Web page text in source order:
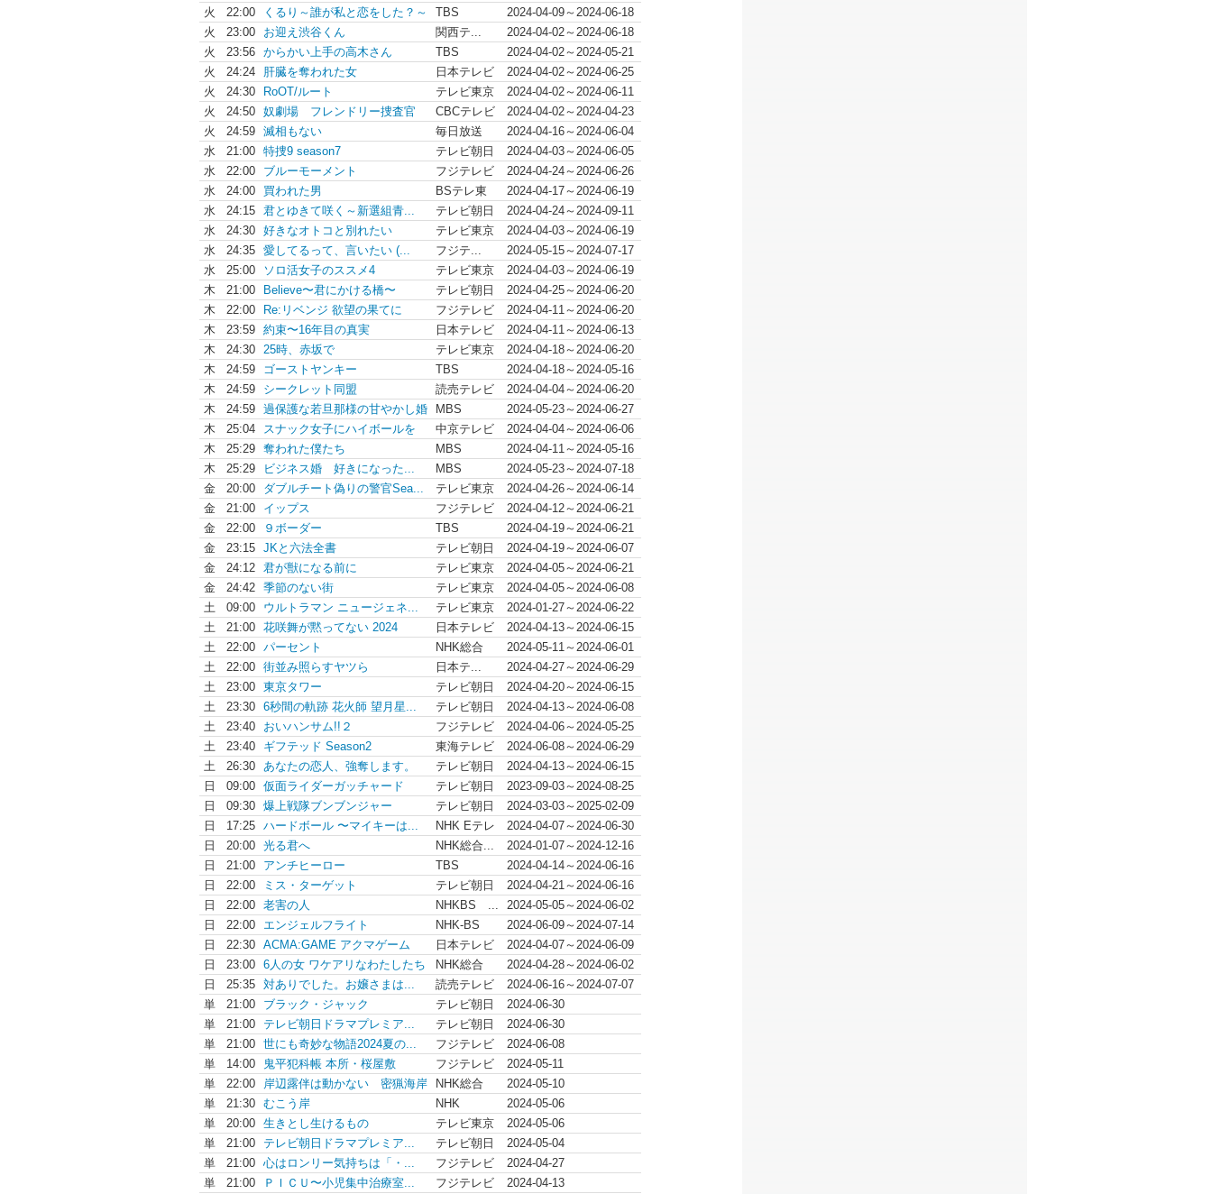
火
22:00 くるり～誰が私と恋をした？～ TBS
2024-04-09～2024-06-18
火
23:00 お迎え渋谷くん 関西テ...
2024-04-02～2024-06-18
火
23:56 からかい上手の高木さん TBS
2024-04-02～2024-05-21
火
24:24 肝臓を奪われた女 日本テレビ
2024-04-02～2024-06-25
火
24:30 RoOT/ルート テレビ東京
2024-04-02～2024-06-11
火
24:50 奴劇場 フレンドリー捜査官 CBCテレビ
2024-04-02～2024-04-23
火
24:59 滅相もない 毎日放送
2024-04-16～2024-06-04
水
21:00 特捜9 season7 テレビ朝日
2024-04-03～2024-06-05
水
22:00 ブルーモーメント フジテレビ
2024-04-24～2024-06-26
水
24:00 買われた男 BSテレ東
2024-04-17～2024-06-19
水
24:15 君とゆきて咲く～新選組青... テレビ朝日
2024-04-24～2024-09-11
水
24:30 好きなオトコと別れたい テレビ東京
2024-04-03～2024-06-19
水
24:35 愛してるって、言いたい (... フジテ...
2024-05-15～2024-07-17
水
25:00 ソロ活女子のススメ4 テレビ東京
2024-04-03～2024-06-19
木
21:00 Believe〜君にかける橋〜 テレビ朝日
2024-04-25～2024-06-20
木
22:00 Re:リベンジ 欲望の果てに フジテレビ
2024-04-11～2024-06-20
木
23:59 約束〜16年目の真実 日本テレビ
2024-04-11～2024-06-13
木
24:30 25時、赤坂で テレビ東京
2024-04-18～2024-06-20
木
24:59 ゴーストヤンキー TBS
2024-04-18～2024-05-16
木
24:59 シークレット同盟 読売テレビ
2024-04-04～2024-06-20
木
24:59 過保護な若旦那様の甘やかし婚 MBS
2024-05-23～2024-06-27
木
25:04 スナック女子にハイボールを 中京テレビ
2024-04-04～2024-06-06
木
25:29 奪われた僕たち MBS
2024-04-11～2024-05-16
木
25:29 ビジネス婚 好きになった... MBS
2024-05-23～2024-07-18
金
20:00 ダブルチート偽りの警官Sea... テレビ東京
2024-04-26～2024-06-14
金
21:00 イップス フジテレビ
2024-04-12～2024-06-21
金
22:00 ９ボーダー TBS
2024-04-19～2024-06-21
金
23:15 JKと六法全書 テレビ朝日
2024-04-19～2024-06-07
金
24:12 君が獣になる前に テレビ東京
2024-04-05～2024-06-21
金
24:42 季節のない街 テレビ東京
2024-04-05～2024-06-08
土
09:00 ウルトラマン ニュージェネ... テレビ東京
2024-01-27～2024-06-22
土
21:00 花咲舞が黙ってない 2024 日本テレビ
2024-04-13～2024-06-15
土
22:00 パーセント NHK総合
2024-05-11～2024-06-01
土
22:00 街並み照らすヤツら 日本テ...
2024-04-27～2024-06-29
土
23:00 東京タワー テレビ朝日
2024-04-20～2024-06-15
土
23:30 6秒間の軌跡 花火師 望月星... テレビ朝日
2024-04-13～2024-06-08
土
23:40 おいハンサム!!２ フジテレビ
2024-04-06～2024-05-25
土
23:40 ギフテッド Season2 東海テレビ
2024-06-08～2024-06-29
土
26:30 あなたの恋人、強奪します。 テレビ朝日
2024-04-13～2024-06-15
日
09:00 仮面ライダーガッチャード テレビ朝日
2023-09-03～2024-08-25
日
09:30 爆上戦隊ブンブンジャー テレビ朝日
2024-03-03～2025-02-09
日
17:25 ハードボール 〜マイキーは... NHK Eテレ
2024-04-07～2024-06-30
日
20:00 光る君へ NHK総合...
2024-01-07～2024-12-16
日
21:00 アンチヒーロー TBS
2024-04-14～2024-06-16
日
22:00 ミス・ターゲット テレビ朝日
2024-04-21～2024-06-16
日
22:00 老害の人 NHKBS ...
2024-05-05～2024-06-02
日
22:00 エンジェルフライト NHK-BS
2024-06-09～2024-07-14
日
22:30 ACMA:GAME アクマゲーム 日本テレビ
2024-04-07～2024-06-09
日
23:00 6人の女 ワケアリなわたしたち NHK総合
2024-04-28～2024-06-02
日
25:35 対ありでした。お嬢さまは... 読売テレビ
2024-06-16～2024-07-07
単
21:00 ブラック・ジャック テレビ朝日
2024-06-30
単
21:00 テレビ朝日ドラマプレミア... テレビ朝日
2024-06-30
単
21:00 世にも奇妙な物語2024夏の... フジテレビ
2024-06-08
単
14:00 鬼平犯科帳 本所・桜屋敷 フジテレビ
2024-05-11
単
22:00 岸辺露伴は動かない 密猟海岸 NHK総合
2024-05-10
単
21:30 むこう岸 NHK
2024-05-06
単
20:00 生きとし生けるもの テレビ東京
2024-05-06
単
21:00 テレビ朝日ドラマプレミア... テレビ朝日
2024-05-04
単
21:00 心はロンリー気持ちは「・... フジテレビ
2024-04-27
単
21:00 ＰＩＣＵ〜小児集中治療室... フジテレビ 2024-04-13